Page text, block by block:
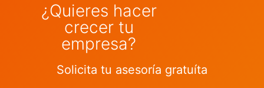
¿Quieres hacer
crecer tu
empresa?
Solicita tu asesoría gratuíta